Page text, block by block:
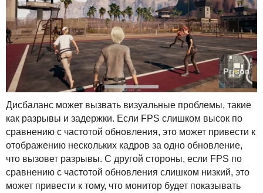
Дисбаланс может вызвать визуальные проблемы, такие
как разрывы и задержки. Если FPS слишком высок по
сравнению с частотой обновления, это может привести к
отображению нескольких кадров за одно обновление,
что вызовет разрывы. С другой стороны, если FPS по
сравнению с частотой обновления слишком низкий, это
может привести к тому, что монитор будет показывать